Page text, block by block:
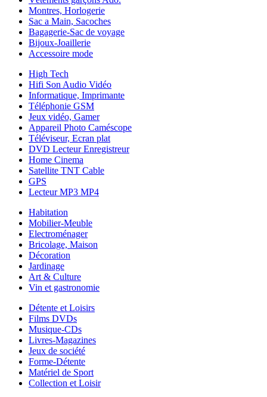
Montres, Horlogerie
Sac a Main, Sacoches
Bagagerie-Sac de voyage
Bijoux-Joaillerie
Accessoire mode
High Tech
Hifi Son Audio Vidéo
Informatique, Imprimante
Téléphonie GSM
Jeux vidéo, Gamer
Appareil Photo Caméscope
Téléviseur, Ecran plat
DVD Lecteur Enregistreur
Home Cinema
Satellite TNT Cable
GPS
Lecteur MP3 MP4
Habitation
Mobilier-Meuble
Electroménager
Bricolage, Maison
Décoration
Jardinage
Art & Culture
Vin et gastronomie
Détente et Loisirs
Films DVDs
Musique-CDs
Livres-Magazines
Jeux de société
Forme-Détente
Matériel de Sport
Collection et Loisir